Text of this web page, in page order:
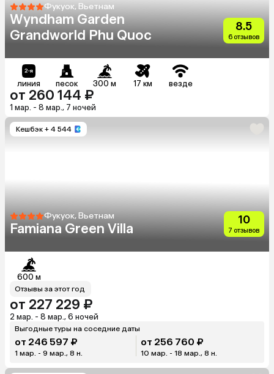
Фукуок, Вьетнам
Wyndham Garden
Grandworld Phu Quoc
8.5
6 отзывов
линия песок 300 м 17 км везде
от 260 144 ₽
1 мар. - 8 мар., 7 ночей
Кешбэк + 4 544
Фукуок, Вьетнам
Famiana Green Villa
10
7 отзывов
600 м
Отзывы за этот год
от 227 229 ₽
2 мар. - 8 мар., 6 ночей
Выгодные туры на соседние даты
от 246 597 ₽
1 мар. - 9 мар., 8 н.
от 256 760 ₽
10 мар. - 18 мар., 8 н.